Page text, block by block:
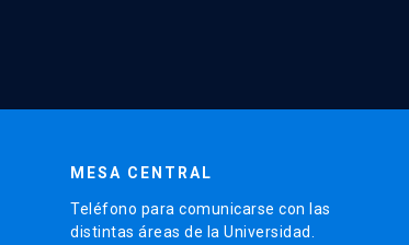
MESA CENTRAL
Teléfono para comunicarse con las
distintas áreas de la Universidad.